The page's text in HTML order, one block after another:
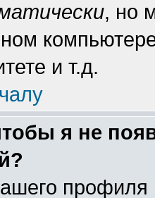
, но
и т.д.
я не